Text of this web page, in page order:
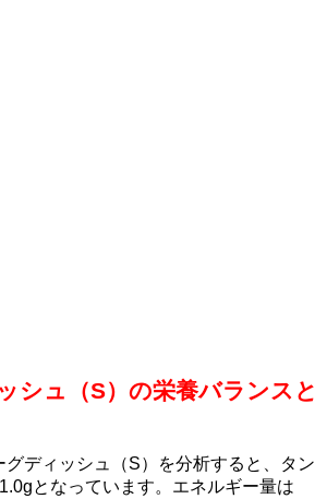
シュ（S）の栄養バランスと
ディッシュ（S）を分析すると、タン
となっています。エネルギー量は